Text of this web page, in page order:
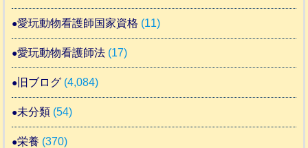
愛玩動物看護師国家資格 (11)
愛玩動物看護師法 (17)
旧ブログ (4,084)
未分類 (54)
栄養 (370)